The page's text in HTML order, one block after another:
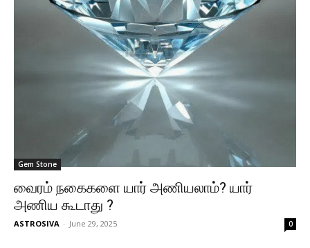
Gem Stone
வைரம் நகைகளை யார் அணியலாம்? யார்
அணிய கூடாது ?
ASTROSIVA - June 29, 2025 0